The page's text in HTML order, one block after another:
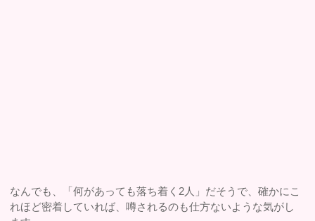
なんでも、「何があっても落ち着く2人」だそうで、確かにこ
れほど密着していれば、噂されるのも仕方ないような気がし